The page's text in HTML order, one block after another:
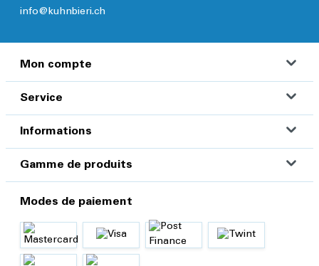
info@kuhnbieri.ch
Mon compte
Service
Informations
Gamme de produits
Modes de paiement